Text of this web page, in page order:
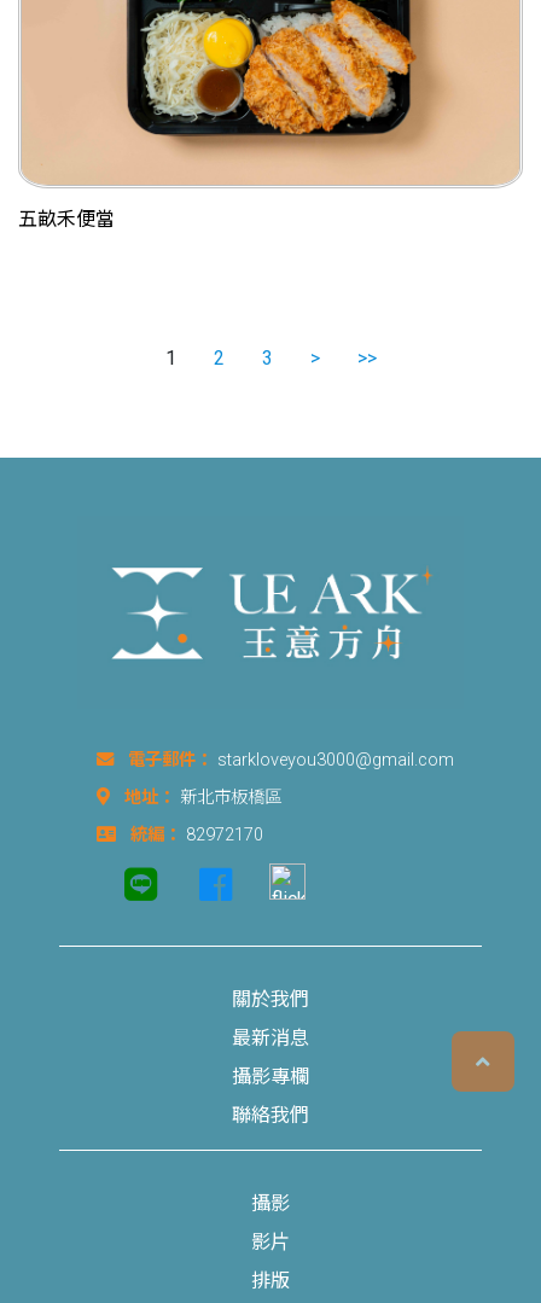
五畝禾便當
1 2 3 > >>
電子郵件： starkloveyou3000@gmail.com
地址： 新北市板橋區
統編： 82972170
關於我們
最新消息
攝影專欄
聯絡我們
攝影
影片
排版